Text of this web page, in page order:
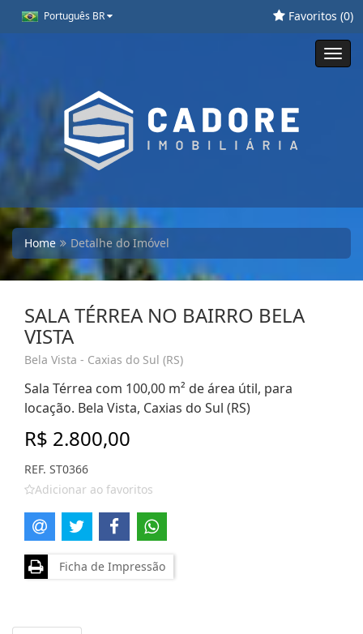
Português BR Favoritos (0)
Home Detalhe do Imóvel
SALA TÉRREA NO BAIRRO BELA
VISTA
Bela Vista - Caxias do Sul (RS)
Sala Térrea com 100,00 m² de área útil, para
locação. Bela Vista, Caxias do Sul (RS)
R$ 2.800,00
REF. ST0366
Adicionar ao favoritos
Ficha de Impressão